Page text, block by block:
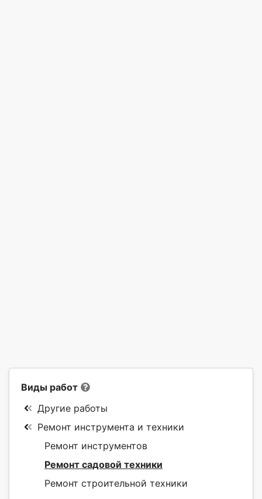
Виды работ
Другие работы
Ремонт инструмента и техники
Ремонт инструментов
Ремонт садовой техники
Ремонт строительной техники